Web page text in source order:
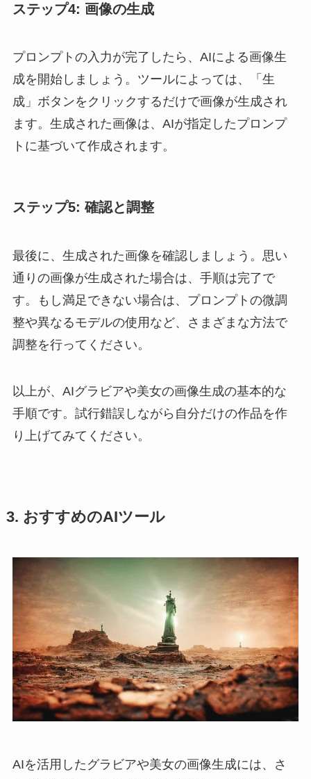
ステップ4: 画像の生成
プロンプトの入力が完了したら、AIによる画像生
成を開始しましょう。ツールによっては、「生
成」ボタンをクリックするだけで画像が生成され
ます。生成された画像は、AIが指定したプロンプ
トに基づいて作成されます。
ステップ5: 確認と調整
最後に、生成された画像を確認しましょう。思い
通りの画像が生成された場合は、手順は完了で
す。もし満足できない場合は、プロンプトの微調
整や異なるモデルの使用など、さまざまな方法で
調整を行ってください。
以上が、AIグラビアや美女の画像生成の基本的な
手順です。試行錯誤しながら自分だけの作品を作
り上げてみてください。
3. おすすめのAIツール
AIを活用したグラビアや美女の画像生成には、さ